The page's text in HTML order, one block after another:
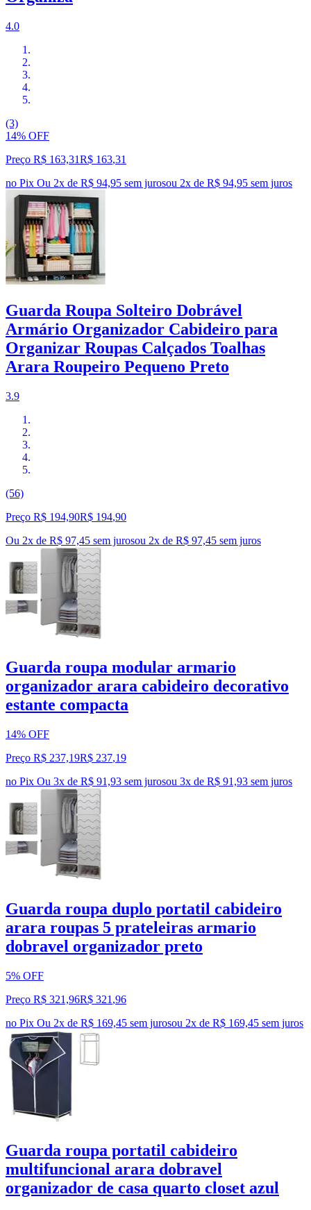
4.0
(3)
14% OFF
Preço R$ 163,31R$ 163,31
no Pix Ou 2x de R$ 94,95 sem jurosou 2x de R$ 94,95 sem juros
Guarda Roupa Solteiro Dobrável
Armário Organizador Cabideiro para
Organizar Roupas Calçados Toalhas
Arara Roupeiro Pequeno Preto
3.9
(56)
Preço R$ 194,90R$ 194,90
Ou 2x de R$ 97,45 sem jurosou 2x de R$ 97,45 sem juros
Guarda roupa modular armario
organizador arara cabideiro decorativo
estante compacta
14% OFF
Preço R$ 237,19R$ 237,19
no Pix Ou 3x de R$ 91,93 sem jurosou 3x de R$ 91,93 sem juros
Guarda roupa duplo portatil cabideiro
arara roupas 5 prateleiras armario
dobravel organizador preto
5% OFF
Preço R$ 321,96R$ 321 ,96
no Pix Ou 2x de R$ 169,45 sem jurosou 2x de R$ 169,45 sem juros
Guarda roupa portatil cabideiro
multifuncional arara dobravel
organizador de casa quarto closet azul